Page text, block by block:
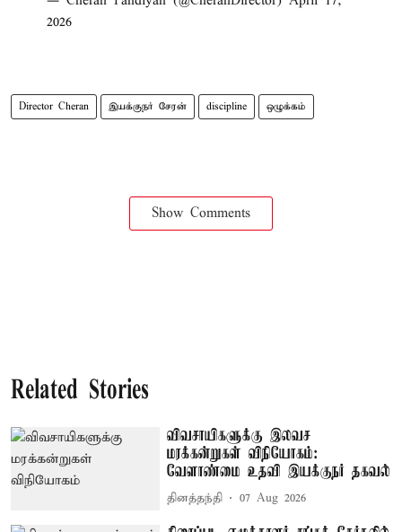
2026
Director Cheran இயக்குநர் சேரன் discipline ஒழுக்கம்
Show Comments
Related Stories
விவசாயிகளுக்கு இலவச
மரக்கன்றுகள் விநியோகம்:
வேளாண்மை உதவி இயக்குநர் தகவல்
தினத்தந்தி 07 Aug 2026